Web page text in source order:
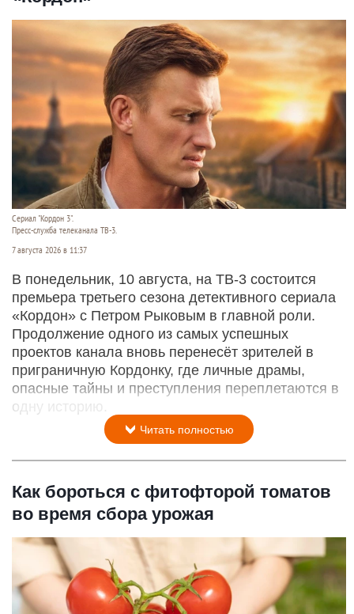
Сериал "Кордон 3".
Пресс-служба телеканала ТВ-3.
7 августа 2026 в 11:37
В понедельник, 10 августа, на ТВ-3 состоится
премьера третьего сезона детективного сериала
«Кордон» с Петром Рыковым в главной роли.
Продолжение одного из самых успешных
проектов канала вновь перенесёт зрителей в
приграничную Кордонку, где личные драмы,
опасные тайны и преступления переплетаются в
одну историю.
Читать полностью
Как бороться с фитофторой томатов
во время сбора урожая